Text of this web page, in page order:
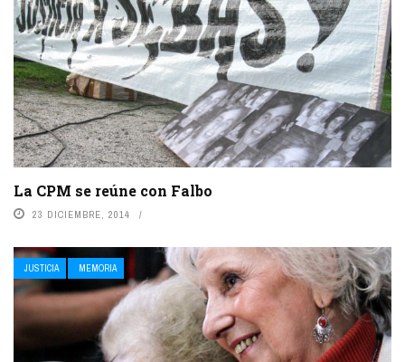
La CPM se reúne con Falbo
23 DICIEMBRE, 2014
JUSTICIA MEMORIA